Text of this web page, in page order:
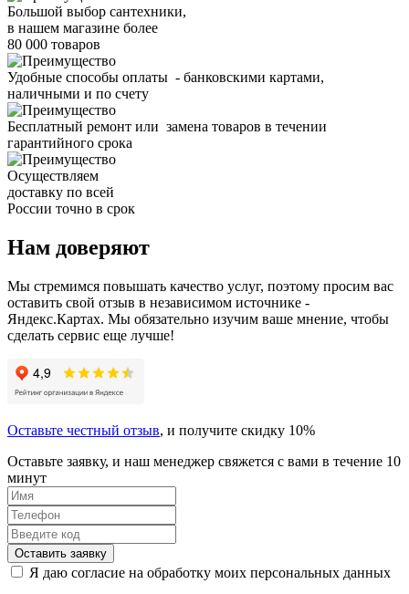
Большой выбор сантехники,
в нашем магазине более
80 000 товаров
Удобные способы оплаты - банковскими картами,
наличными и по счету
Бесплатный ремонт или замена товаров в течении
гарантийного срока
Осуществляем
доставку по всей
России точно в срок
Нам доверяют
Мы стремимся повышать качество услуг, поэтому просим вас
оставить свой отзыв в независимом источнике -
Яндекс.Картах. Мы обязательно изучим ваше мнение, чтобы
сделать сервис еще лучше!
Оставьте честный отзыв, и получите скидку 10%
Оставьте заявку, и наш менеджер свяжется с вами в течение 10
минут
Оставить заявку
Я даю согласие на обработку моих персональных данных